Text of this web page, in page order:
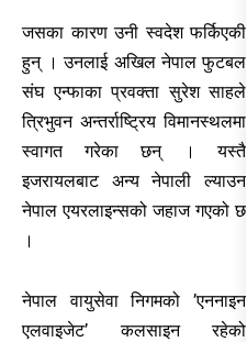
जसका कारण उनी स्वदेश फर्किएकी
हुन् । उनलाई अखिल नेपाल फुटबल
संघ एन्फाका प्रवक्ता सुरेश साहले
त्रिभुवन अन्तर्राष्ट्रिय विमानस्थलमा
स्वागत गरेका छन् । यस्तै
इजरायलबाट अन्य नेपाली ल्याउन
नेपाल एयरलाइन्सको जहाज गएको छ
।
नेपाल वायुसेवा निगमको ’एननाइन
एलवाइजेट’ कलसाइन रहेको